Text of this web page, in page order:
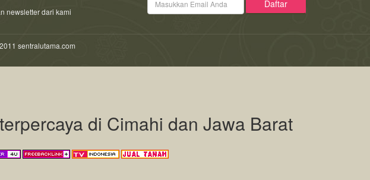
newsletter dari kami
sentralutama.com
di Cimahi dan Jawa Barat